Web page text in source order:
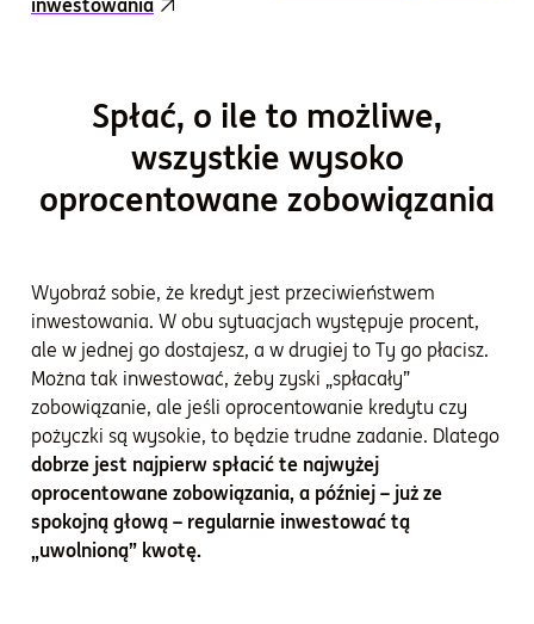
inwestowania
Spłać, o ile to możliwe,
wszystkie wysoko
oprocentowane zobowiązania
Wyobraź sobie, że kredyt jest przeciwieństwem
inwestowania. W obu sytuacjach występuje procent,
ale w jednej go dostajesz, a w drugiej to Ty go płacisz.
Można tak inwestować, żeby zyski „spłacały”
zobowiązanie, ale jeśli oprocentowanie kredytu czy
pożyczki są wysokie, to będzie trudne zadanie. Dlatego
dobrze jest najpierw spłacić te najwyżej
oprocentowane zobowiązania, a później – już ze
spokojną głową – regularnie inwestować tą
„uwolnioną” kwotę.